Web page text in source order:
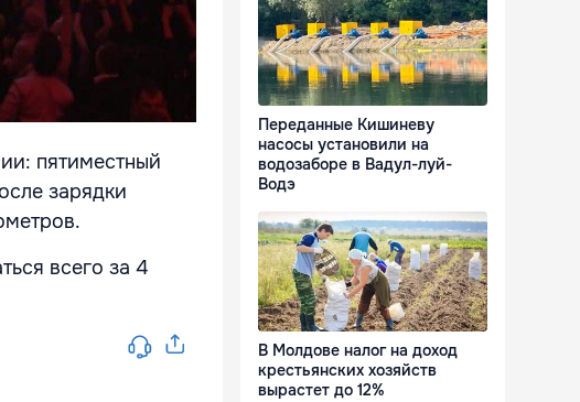
пятиместный
зарядки
всего за 4
Переданные Кишиневу
насосы установили на
водозаборе в Вадул-луй-
Водэ
В Молдове налог на доход
крестьянских хозяйств
вырастет до 12%